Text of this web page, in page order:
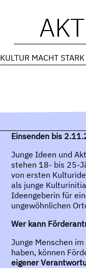
KULTUR MACHT STARK
Einsenden bis
Junge Ideen und
stehen 18- bis 25-
von ersten
als junge
Ideengeberin für
ungewöhnlichen
Wer kann
Junge Menschen
haben, können
eigener